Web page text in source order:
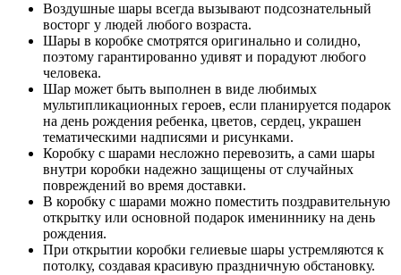
Воздушные шары всегда вызывают подсознательный
восторг у людей любого возраста.
Шары в коробке смотрятся оригинально и солидно,
поэтому гарантированно удивят и порадуют любого
человека.
Шар может быть выполнен в виде любимых
мультипликационных героев, если планируется подарок
на день рождения ребенка, цветов, сердец, украшен
тематическими надписями и рисунками.
Коробку с шарами несложно перевозить, а сами шары
внутри коробки надежно защищены от случайных
повреждений во время доставки.
В коробку с шарами можно поместить поздравительную
открытку или основной подарок имениннику на день
рождения.
При открытии коробки гелиевые шары устремляются к
потолку, создавая красивую праздничную обстановку.